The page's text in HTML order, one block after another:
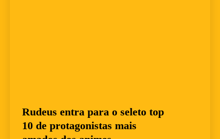
Rudeus entra para o seleto top
10 de protagonistas mais